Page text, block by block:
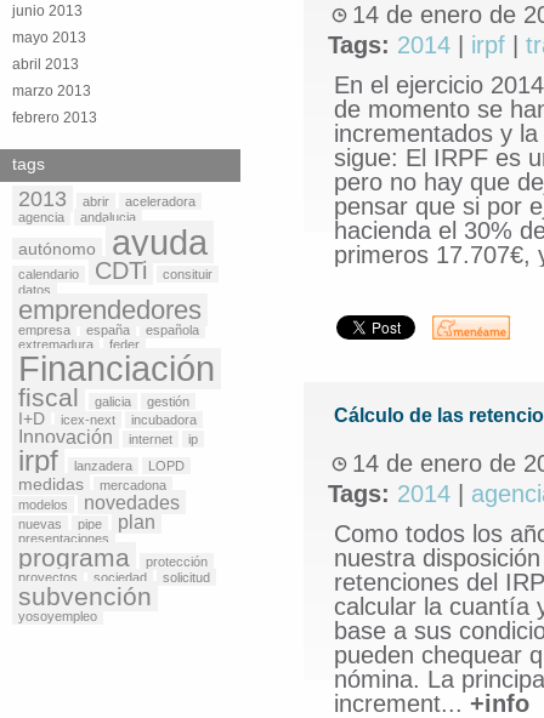
junio 2013
mayo 2013
abril 2013
marzo 2013
febrero 2013
tags
2013 abrir
aceleradora
agencia
andalucia
autónomo ayuda
calendario CDTi
consituir
datos
emprendedores
empresa españa
española
extremadura
feder
Financiación
fiscal galicia gestión
I+D icex-next incubadora
Innovación internet ip
irpf lanzadera LOPD
medidas
mercadona
modelos
novedades
nuevas pipe plan
presentaciones
programa
protección
proyectos
sociedad solicitud
subvención
yosoyempleo
14 de enero de
Tags: 2014 irpf
En el ejercicio
de momento se
incrementados y
sigue: El IRPF es
pero no hay que
pensar que si por
hacienda el 30%
primeros
Cálculo de las
14 de enero de
Tags: 2014
Como todos los
nuestra
retenciones del
calcular la cuantía
base a sus
pueden chequear
nómina. La
increment... +info